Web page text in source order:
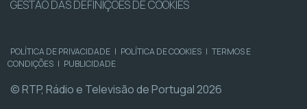
GESTÃO DAS DEFINIÇÕES DE COOKIES
POLÍTICA DE PRIVACIDADE | POLÍTICA DE COOKIES | TERMOS E
CONDIÇÕES | PUBLICIDADE
© RTP, Rádio e Televisão de Portugal 2026